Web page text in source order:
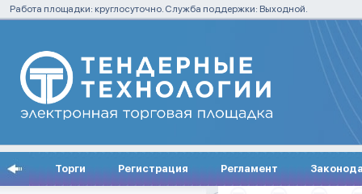
Работа площадки: круглосуточно. Служба поддержки: Выходной.
Торги Регистрация Регламент